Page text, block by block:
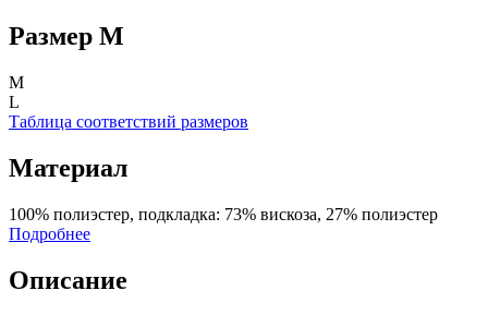
Размер M
M
L
Таблица соответствий размеров
Материал
100% полиэстер, подкладка: 73% вискоза, 27% полиэстер
Подробнее
Описание